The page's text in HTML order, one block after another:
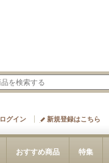
ログイン 新規登録はこちら
おすすめ商品 特集